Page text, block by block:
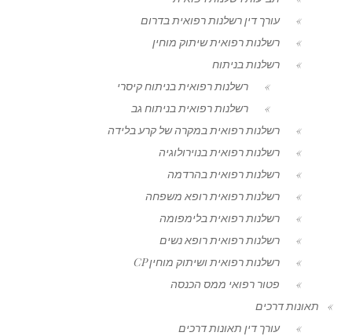
עורך דין רשלנות רפואית בדרום
רשלנות רפואית שיתוק מוחין
רשלנות בניתוח
רשלנות רפואית בניתוח קיסרי
רשלנות רפואית בניתוח גב
רשלנות רפואית במקרה של קרע בלידה
רשלנות רפואית בנוירולוגיה
רשלנות רפואית בהרדמה
רשלנות רפואית רופא משפחה
רשלנות רפואית בלימפומה
רשלנות רפואית רופא נשים
רשלנות רפואית ושיתוק מוחין CP
פטור רפואי ממס הכנסה
תאונות דרכים
עורך דין תאונות דרכים